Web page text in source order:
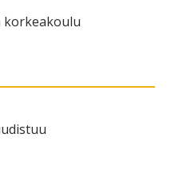
korkeakoulu